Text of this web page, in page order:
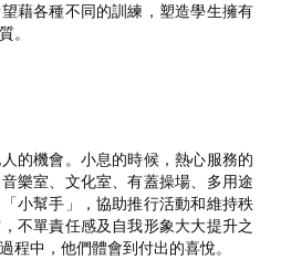
藉各種不同的訓練，塑造學生擁有
。
的機會。小息的時候，熱心服務的
樂室、文化室、有蓋操場、多用途
小幫手」，協助推行活動和維持秩
不單責任感及自我形象大大提升之
程中，他們體會到付出的喜悅。